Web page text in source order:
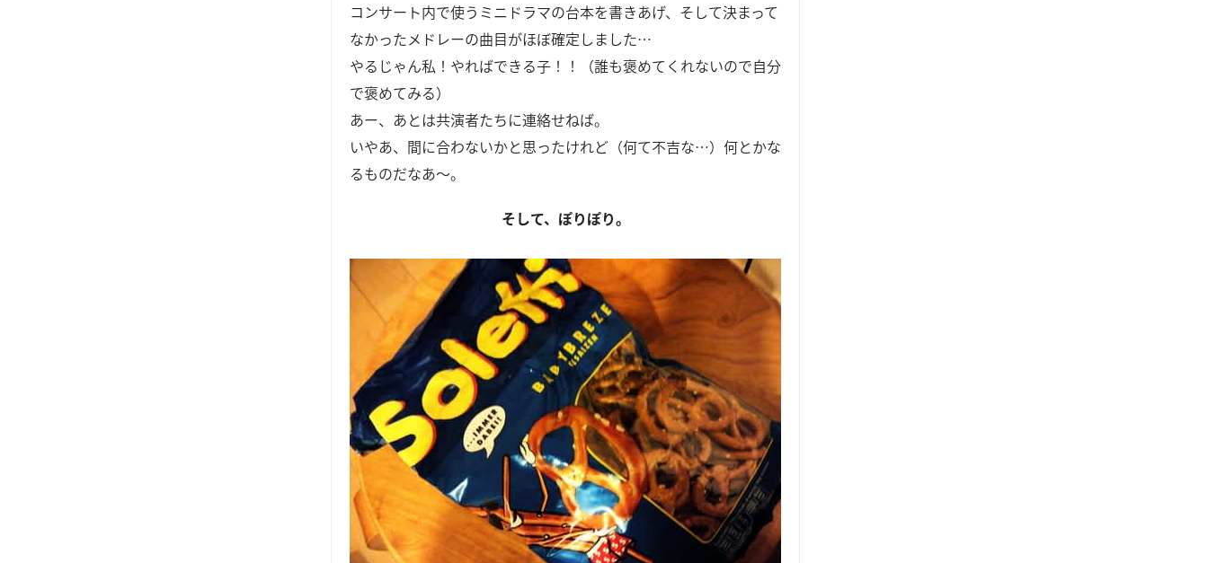
コンサート内で使うミニドラマの台本を書きあげ、そして決まって
なかったメドレーの曲目がほぼ確定しました…
やるじゃん私！やればできる子！！（誰も褒めてくれないので自分
で褒めてみる）
あー、あとは共演者たちに連絡せねば。
いやあ、間に合わないかと思ったけれど（何て不吉な…）何とかな
るものだなあ～。
そして、ぽりぽり。